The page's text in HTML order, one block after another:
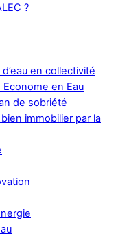
?
en collectivité
en Eau
de sobriété
immobilier par la